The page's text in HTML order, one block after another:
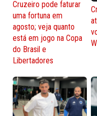
Cruzeiro pode faturar
uma fortuna em
agosto; veja quanto
está em jogo na Copa
do Brasil e
Libertadores